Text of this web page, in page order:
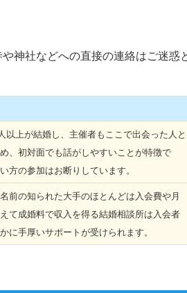
神社などへの直接の連絡はご迷惑
上が結婚し、主催者もここで出会った人と
、初対面でも話がしやすいことが特徴で
方の参加はお断りしています。
前の知られた大手のほとんどは入会費や月
て成婚料で収入を得る結婚相談所は入会者
に手厚いサポートが受けられます。